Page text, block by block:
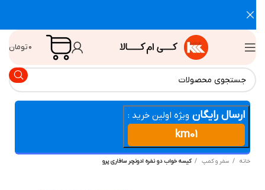
تومان
ارسال رایگان ویژه اولین خرید :
km01
سفر و کمپ کیسه خواب دو نفره ادونچر سافاری پرو